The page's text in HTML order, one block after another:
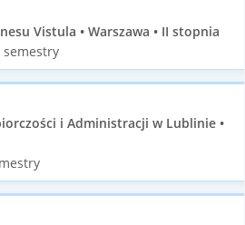
Vistula • Warszawa • II stopnia
i Administracji w Lublinie •